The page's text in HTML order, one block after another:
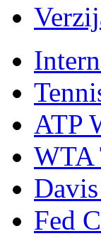
ATP
WTA
Fed